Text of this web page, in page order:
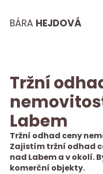
BÁRA HEJDOVÁ
Tržní
Labem
Tržní odhad ceny
Zajistím tržní odhad
nad Labem a v okolí.
komerční objekty.